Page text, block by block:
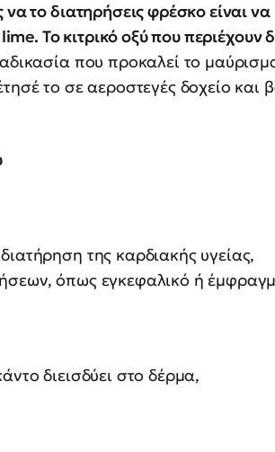
το διατηρήσεις φρέσκο είναι να
Το κιτρικό οξύ που περιέχουν
που προκαλεί το
το σε αεροστεγές δοχείο και
της καρδιακής υγείας,
όπως εγκεφαλικό ή
διεισδύει στο δέρμα,